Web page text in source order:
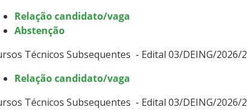
Relação candidato/vaga
Abstenção
Técnicos Subsequentes - Edital 03/DEING/2026/2
Relação candidato/vaga
Técnicos Subsequentes - Edital 03/DEING/2026/2